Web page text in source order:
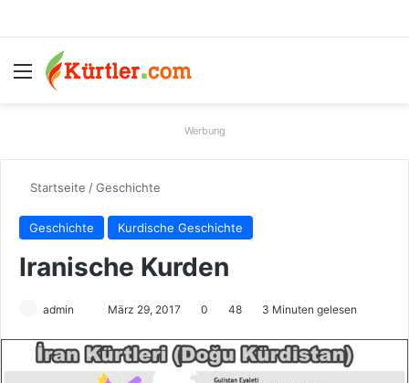
Menü
Werbung
Startseite /Geschichte
Geschichte Kurdische Geschichte
Iranische Kurden
admin
n
d
März 29, 2017 0 48 3 Minuten gelesen